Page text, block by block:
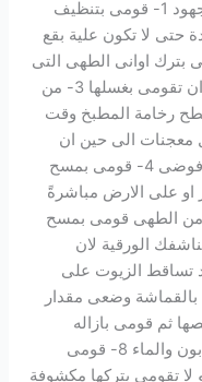
كثيرا جداً طريقة تنظيف المطبخ باقل مجهود 1- قومى بتنظيف
لا تكون علية بقع
الحائط 2- لا تقومى بترك اوانى الطهى التى
استخدمتيها متراكمة على الحوض يجب ان تقومى بغسلها 3- من
رخامة المطبخ وقت
معجنات الى حين ان
تتخلصى منها ورميها بالقمامة بدون اى فوضى 4- قومى بمسح
على الارض مباشرةً
ان تنتهى من الطهى قومى بمسح
الورقية لان
تمتص الزيوت 6- وعند تساقط الزيوت على
وضعى مقدار
ثم قومى بازاله
الدقيق بالمكنسة ثم اغسلى مكانة بالصابون والماء 8- قومى
تقومى بتركها مكشوفة